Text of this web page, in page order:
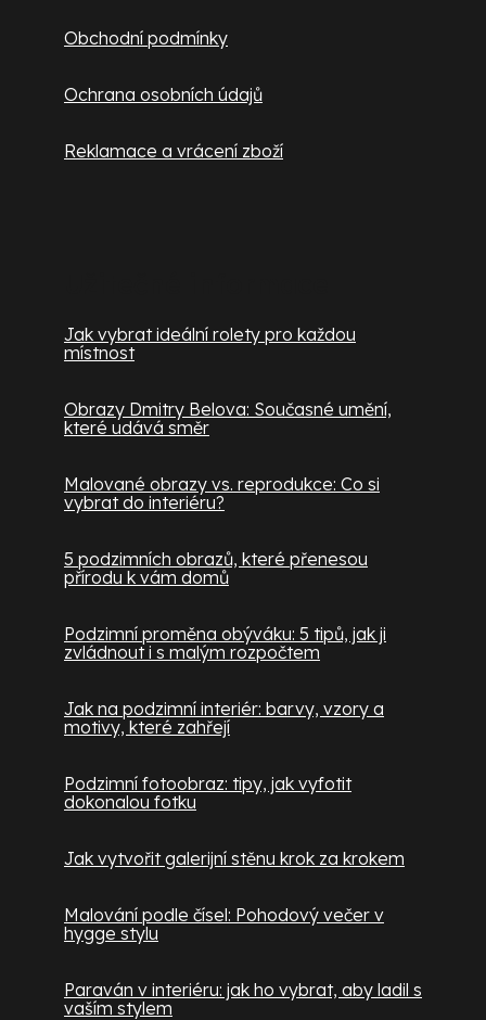
Obchodní podmínky
Ochrana osobních údajů
Reklamace a vrácení zboží
Jak vybrat ideální rolety pro každou
místnost
Obrazy Dmitry Belova: Současné umění,
které udává směr
Malované obrazy vs. reprodukce: Co si
vybrat do interiéru?
5 podzimních obrazů, které přenesou
přírodu k vám domů
Podzimní proměna obýváku: 5 tipů, jak ji
zvládnout i s malým rozpočtem
Jak na podzimní interiér: barvy, vzory a
motivy, které zahřejí
Podzimní fotoobraz: tipy, jak vyfotit
dokonalou fotku
Jak vytvořit galerijní stěnu krok za krokem
Malování podle čísel: Pohodový večer v
hygge stylu
Paraván v interiéru: jak ho vybrat, aby ladil s
vaším stylem